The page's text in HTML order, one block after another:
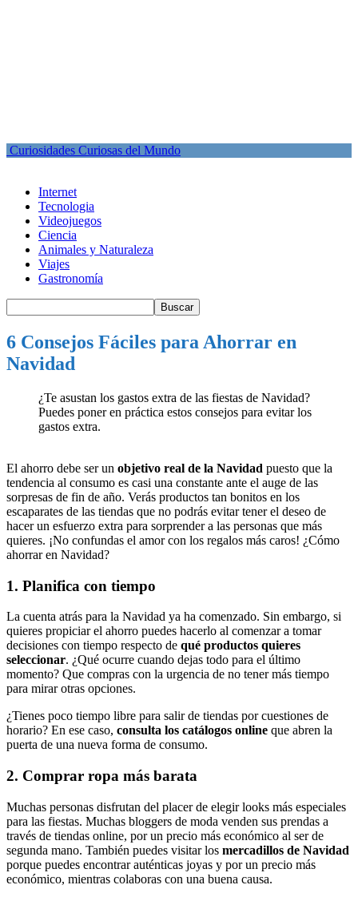
Curiosidades Curiosas del Mundo
Internet
Tecnologia
Videojuegos
Ciencia
Animales y Naturaleza
Viajes
Gastronomía
6 Consejos Fáciles para Ahorrar en
Navidad
¿Te asustan los gastos extra de las fiestas de Navidad?
Puedes poner en práctica estos consejos para evitar los
gastos extra.
El ahorro debe ser un objetivo real de la Navidad puesto que la
tendencia al consumo es casi una constante ante el auge de las
sorpresas de fin de año. Verás productos tan bonitos en los
escaparates de las tiendas que no podrás evitar tener el deseo de
hacer un esfuerzo extra para sorprender a las personas que más
quieres. ¡No confundas el amor con los regalos más caros! ¿Cómo
ahorrar en Navidad?
1. Planifica con tiempo
La cuenta atrás para la Navidad ya ha comenzado. Sin embargo, si
quieres propiciar el ahorro puedes hacerlo al comenzar a tomar
decisiones con tiempo respecto de qué productos quieres
seleccionar. ¿Qué ocurre cuando dejas todo para el último
momento? Que compras con la urgencia de no tener más tiempo
para mirar otras opciones.
¿Tienes poco tiempo libre para salir de tiendas por cuestiones de
horario? En ese caso, consulta los catálogos online que abren la
puerta de una nueva forma de consumo.
2. Comprar ropa más barata
Muchas personas disfrutan del placer de elegir looks más especiales
para las fiestas. Muchas bloggers de moda venden sus prendas a
través de tiendas online, por un precio más económico al ser de
segunda mano. También puedes visitar los mercadillos de Navidad
porque puedes encontrar auténticas joyas y por un precio más
económico, mientras colaboras con una buena causa.